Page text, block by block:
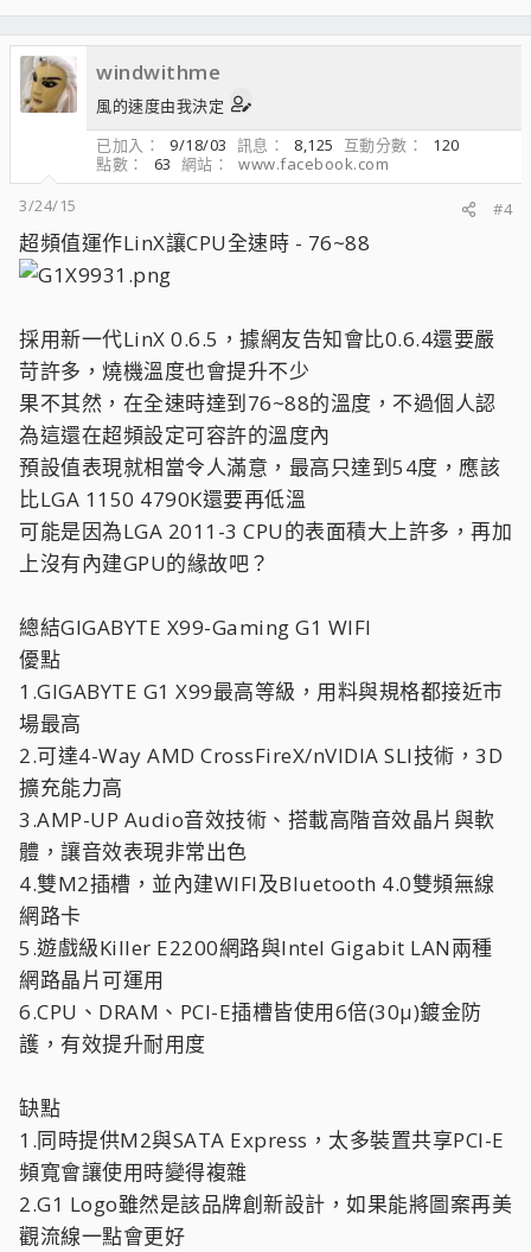
windwithme
風的速度由我決定
已加入
9/18/03 訊息 8,125 互動分數
120
點數
63 網站
www.facebook.com
3/24/15
#4
超頻值運作LinX讓CPU全速時 - 76~88
採用新一代LinX 0.6.5，據網友告知會比0.6.4還要嚴
苛許多，燒機溫度也會提升不少
果不其然，在全速時達到76~88的溫度，不過個人認
為這還在超頻設定可容許的溫度內
預設值表現就相當令人滿意，最高只達到54度，應該
比LGA 1150 4790K還要再低溫
可能是因為LGA 2011-3 CPU的表面積大上許多，再加
上沒有內建GPU的緣故吧？
總結GIGABYTE X99-Gaming G1 WIFI
優點
1.GIGABYTE G1 X99最高等級，用料與規格都接近市
場最高
2.可達4-Way AMD CrossFireX/nVIDIA SLI技術，3D
擴充能力高
3.AMP-UP Audio音效技術、搭載高階音效晶片與軟
體，讓音效表現非常出色
4.雙M2插槽，並內建WIFI及Bluetooth 4.0雙頻無線
網路卡
5.遊戲級Killer E2200網路與Intel Gigabit LAN兩種
網路晶片可運用
6.CPU、DRAM、PCI-E插槽皆使用6倍(30μ)鍍金防
護，有效提升耐用度
缺點
1.同時提供M2與SATA Express，太多裝置共享PCI-E
頻寬會讓使用時變得複雜
2.G1 Logo雖然是該品牌創新設計，如果能將圖案再美
觀流線一點會更好